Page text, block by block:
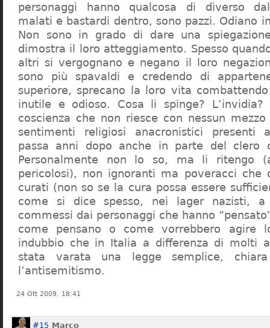
personaggi hanno qualcosa di diverso
malati e bastardi dentro, sono pazzi. Odiano
Non sono in grado di dare una
dimostra il loro atteggiamento. Spesso
altri si vergognano e negano il loro
sono più spavaldi e credendo di
superiore, sprecano la loro vita
inutile e odioso. Cosa li spinge?
coscienza che non riesce con nessun
sentimenti religiosi anacronistici presenti
passa anni dopo anche in parte del clero
Personalmente non lo so, ma li ritengo
pericolosi), non ignoranti ma poveracci che
curati (non so se la cura possa essere
come si dice spesso, nei lager nazisti,
commessi dai personaggi che hanno
come pensano o come vorrebbero agire
indubbio che in Italia a differenza di molti
stata varata una legge semplice,
l’antisemitismo.
24 Ott 2009, 18:41
#15 Marco